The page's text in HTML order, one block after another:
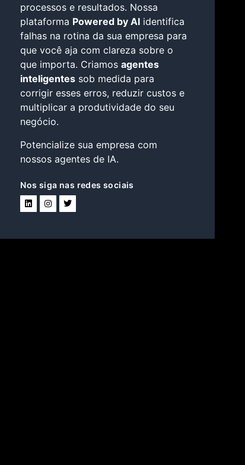
processos e resultados. Nossa
plataforma Powered by AI identifica
falhas na rotina da sua empresa para
que você aja com clareza sobre o
que importa. Criamosagentes
inteligentes sob medida para
corrigir esses erros, reduzir custos e
multiplicar a produtividade do seu
negócio.
Potencialize sua empresa com
nossos agentes de IA.
Nos siga nas redes sociais